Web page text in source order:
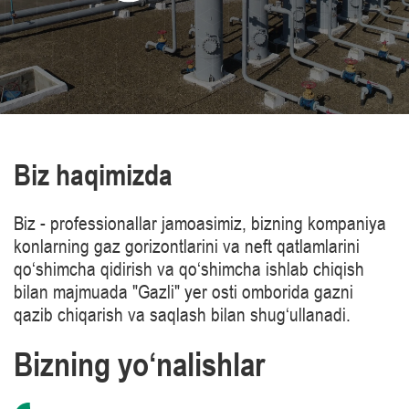
Biz haqimizda
Biz - professionallar jamoasimiz, bizning kompaniya
konlarning gaz gorizontlarini va neft qatlamlarini
qo‘shimcha qidirish va qo‘shimcha ishlab chiqish
bilan majmuada "Gazli" yer osti omborida gazni
qazib chiqarish va saqlash bilan shug‘ullanadi.
Bizning yo‘nalishlar